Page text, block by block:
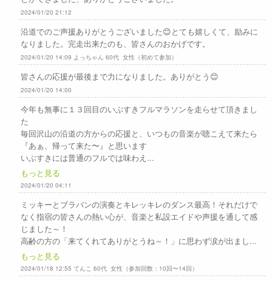
2024/01/20 21:12
沿道でのご声援ありがとうございました😊とても嬉しくて、励みに
なりました。完走出来たのも、皆さんのおかげです。
2024/01/20 14:09 よっちゃん 60代 女性（初めて参加）
皆さんの応援が最後まで力になりました。ありがとう😊
2024/01/20 14:00
今年も無事に１３回目のいぶすきフルマラソンを走らせて頂きまし
た
毎回沢山の沿道の方からの応援と、いつもの音楽が聴こえて来たら
『あぁ、帰って来た〜』と思います
いぶすきには普通のフルでは味わえ...
もっと見る
2024/01/20 04:11
ミッキーとブラバンの演奏とキレッキレのダンス最高！それだけで
なく指宿の皆さんの熱い心が、音楽と私設エイドや声援を通して感
じました～！
高齢の方の「来てくれてありがとうね～！」に思わず涙が出まし...
もっと見る
2024/01/18 12:55 てんこ 60代 女性（参加回数：10回〜14回）